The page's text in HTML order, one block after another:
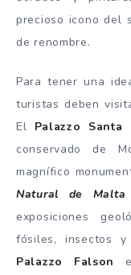
precioso icono del
de renombre.
Para tener una
turistas deben
El Palazzo Santa
conservado de
magnífico
Natural de Malta
exposiciones
fósiles, insectos
Palazzo Falson